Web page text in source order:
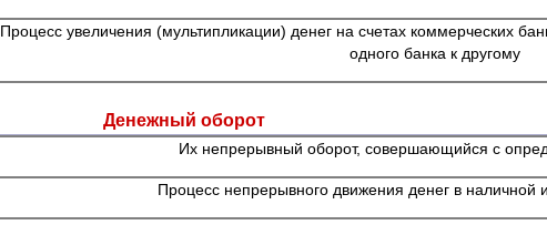
Процесс увеличения (мультипликации) денег на счетах коммерческих
одного банка к другому
Денежный оборот
Их непрерывный оборот, совершающийся с
Процесс непрерывного движения денег в наличной